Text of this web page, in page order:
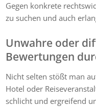
Gegen konkrete
zu suchen und auch
Unwahre oder
Bewertungen
Nicht selten stößt man
Hotel oder
schlicht und ergreifend